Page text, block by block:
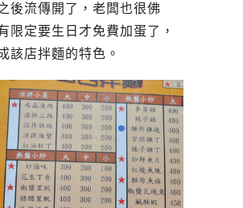
後流傳開了，老闆也很佛
限定要生日才免費加蛋了，
該店拌麵的特色。